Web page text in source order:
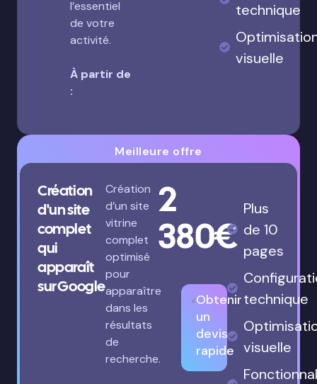
l’essentiel
de votre
activité.
À partir de
:
technique
visuelle
Meilleure offre
Création
d'un site
complet
qui
apparaît
sur Google
Création
d’un site
vitrine
complet
optimisé
pour
apparaître
dans les
résultats
de
recherche.
2
380€
Obtenir
un
devis
rapide
Plus
de 10
pages
technique
visuelle